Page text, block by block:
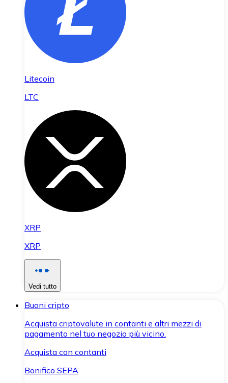
Litecoin
LTC
XRP
XRP
Vedi tutto
Buoni cripto
Acquista criptovalute in contanti e altri mezzi di
pagamento nel tuo negozio più vicino.
Acquista con contanti
Bonifico SEPA